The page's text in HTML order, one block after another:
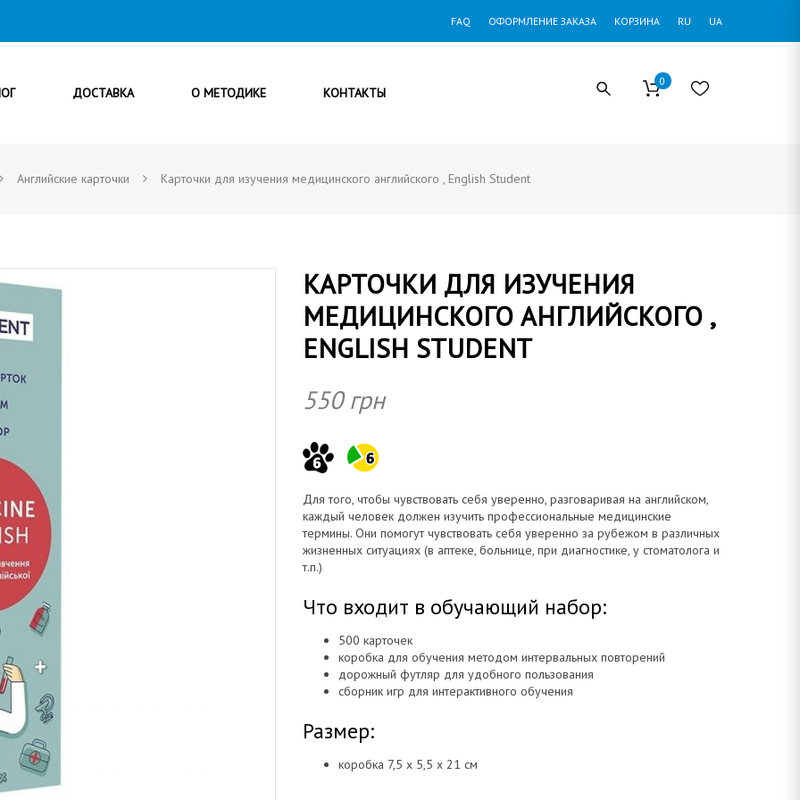
FAQ ОФОРМЛЕНИЕ ЗАКАЗА КОРЗИНА RU UA
ДОСТАВКА О МЕТОДИКЕ КОНТАКТЫ
0
Английские карточки Карточки для изучения медицинского английского , English Student
КАРТОЧКИ ДЛЯ ИЗУЧЕНИЯ
МЕДИЦИНСКОГО АНГЛИЙСКОГО ,
ENGLISH STUDENT
550грн
Для того, чтобы чувствовать себя уверенно, разговаривая на английском,
каждый человек должен изучить профессиональные медицинские
термины. Они помогут чувствовать себя уверенно за рубежом в различных
жизненных ситуациях (в аптеке, больнице, при диагностике, у стоматолога и
т.п.)
Что входит в обучающий набор:
500 карточек
коробка для обучения методом интервальных повторений
дорожный футляр для удобного пользования
сборник игр для интерактивного обучения
Размер:
коробка 7,5 х 5,5 х 21 см